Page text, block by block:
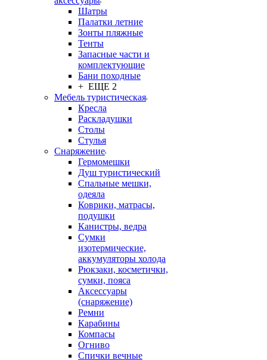
Шатры
Палатки летние
Зонты пляжные
Тенты
Запасные части и
комплектующие
Бани походные
+ ЕЩЕ 2
Мебель туристическая
Кресла
Раскладушки
Столы
Стулья
Снаряжение
Гермомешки
Душ туристический
Спальные мешки,
одеяла
Коврики, матрасы,
подушки
Канистры, ведра
Сумки
изотермические,
аккумуляторы холода
Рюкзаки, косметички,
сумки, пояса
Аксессуары
(снаряжение)
Ремни
Карабины
Компасы
Огниво
Спички вечные